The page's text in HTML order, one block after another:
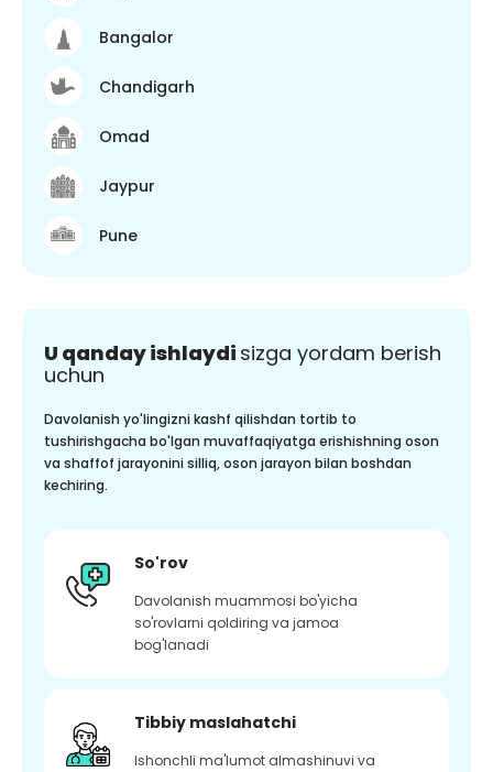
Bangalor
Chandigarh
Omad
Jaypur
Pune
U qanday ishlaydi sizga yordam berish
uchun
Davolanish yo'lingizni kashf qilishdan tortib to
tushirishgacha bo'lgan muvaffaqiyatga erishishning oson
va shaffof jarayonini silliq, oson jarayon bilan boshdan
kechiring.
So'rov
Davolanish muammosi bo'yicha
so'rovlarni qoldiring va jamoa
bog'lanadi
Tibbiy maslahatchi
Ishonchli ma'lumot almashinuvi va